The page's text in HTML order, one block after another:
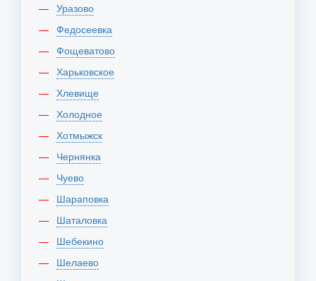
Уразово
Федосеевка
Фощеватово
Харьковское
Хлевище
Холодное
Хотмыжск
Чернянка
Чуево
Шараповка
Шаталовка
Шебекино
Шелаево